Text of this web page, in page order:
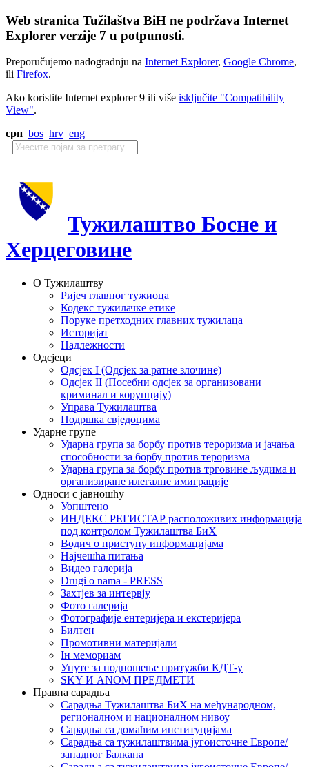
Web stranica Tužilaštva BiH ne podržava Internet
Explorer verzije 7 u potpunosti.
Preporučujemo nadogradnju na Internet Explorer, Google Chrome,
ili Firefox.
Ako koristite Internet explorer 9 ili više isključite "Compatibility
View".
срп bos hrv eng
Тужилаштво Босне и
Херцеговине
О Тужилаштву
Ријеч главног тужиоца
Кодекс тужилачке етике
Поруке претходних главних тужилаца
Историјат
Надлежности
Одсјеци
Одсјек I (Одсјек за ратне злочине)
Одсјек II (Посебни одсјек за организовани
криминал и корупцију)
Управа Тужилаштва
Подршка свједоцима
Ударне групе
Ударна група за борбу против тероризма и јачања
способности за борбу против тероризма
Ударна група за борбу против трговине људима и
организиране илегалне имиграције
Односи с јавношћу
Уопштено
ИНДЕКС РЕГИСТАР расположивих информација
под контролом Тужилаштва БиХ
Водич о приступу информацијама
Најчешћа питања
Видео галерија
Drugi o nama - PRESS
Захтјев за интервју
Фото галерија
Фотографије ентеријера и екстеријера
Билтен
Промотивни материјали
Iн мемориам
Упуте за подношење притужби КДТ-у
SKY И ANOM ПРЕДМЕТИ
Правна сарадња
Сарадња Тужилаштва БиХ на међународном,
регионалном и националном нивоу
Сарадња са домаћим институцијама
Сарадња са тужилаштвима југоисточне Европе/
западног Балкана